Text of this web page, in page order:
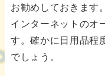
お勧めしておきます
インターネットのオ
す。確かに日用品程
でしょう。